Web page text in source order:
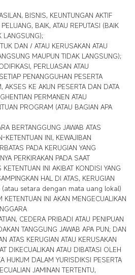
BISNIS, KEUNTUNGAN AKTIF
BAIK, ATAU REPUTASI (BAIK
LANGSUNG);
DAN / ATAU KERUSAKAN ATAU
MAUPUN TIDAK LANGSUNG);
PERLUASAN ATAU
PENANGGUHAN PESERTA
AKSES KE AKUN PESERTA DAN DATA
PERMANEN ATAU
PROGRAM (ATAU BAGIAN APA
BERTANGGUNG JAWAB ATAS
KETENTUAN INI, KEWAJIBAN
PADA KERUGIAN YANG
PERKIRAKAN PADA SAAT
KETENTUAN INI AKIBAT KONDISI YANG
HAL DI ATAS, KERUGIAN
(atau setara dengan mata uang lokal)
INI AKAN MENGECUALIKAN
CEDERA PRIBADI ATAU PENIPUAN
TANGGUNG JAWAB APA PUN; DAN
ATAS KERUGIAN ATAU KERUSAKAN
DIKECUALIKAN ATAU DIBATASI OLEH
HUKUM DALAM YURISDIKSI PESERTA
JAMINAN TERTENTU,